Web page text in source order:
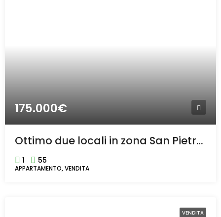
175.000€
Ottimo due locali in zona San Pietro a Rho
1 55
APPARTAMENTO, VENDITA
VENDITA